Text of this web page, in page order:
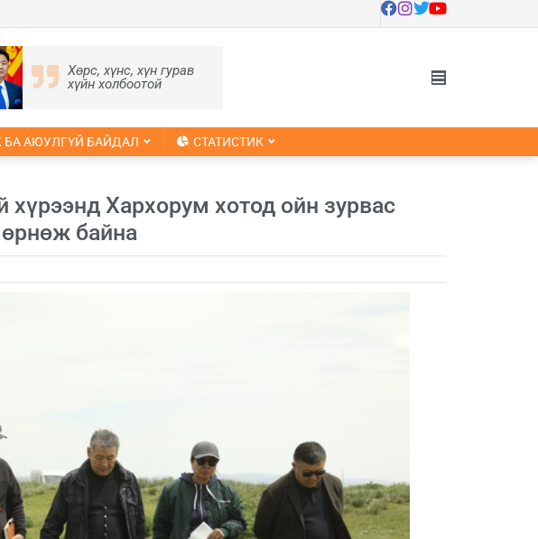
Хөрс, хүнс, хүн гурав
хүйн холбоотой
АЮУЛГҮЙ БАЙДАЛ СТАТИСТИК
хүрээнд Хархорум хотод ойн зурвас
байна